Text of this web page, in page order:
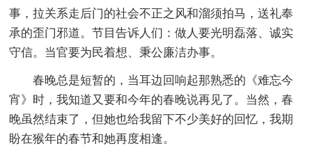
事，拉关系走后门的社会不正之风和溜须拍马，送礼奉
承的歪门邪道。节目告诉人们：做人要光明磊落、诚实
守信。当官要为民着想、秉公廉洁办事。
春晚总是短暂的，当耳边回响起那熟悉的《难忘今
宵》时，我知道又要和今年的春晚说再见了。当然，春
晚虽然结束了，但她也给我留下不少美好的回忆，我期
盼在猴年的春节和她再度相逢。